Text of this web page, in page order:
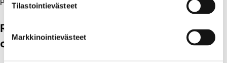
Tilastointievästeet
Markkinointievästeet
Pörssisäätiö antoi direktiiviehdotuksesta
lausunnon.
Raportoitavan kestävyystiedon on oltava
olennaista ja hyödyllistä